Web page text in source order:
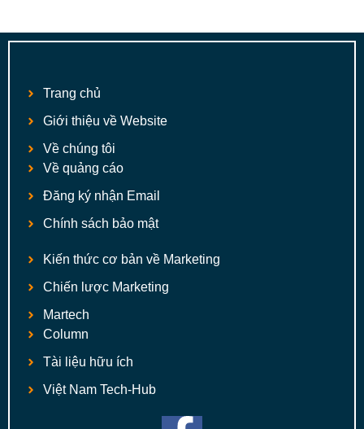
Trang chủ
Giới thiệu về Website
Về chúng tôi
Về quảng cáo
Đăng ký nhận Email
Chính sách bảo mật
Kiến thức cơ bản về Marketing
Chiến lược Marketing
Martech
Column
Tài liệu hữu ích
Việt Nam Tech-Hub